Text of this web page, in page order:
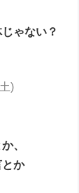
ゃない？
)
、
とか